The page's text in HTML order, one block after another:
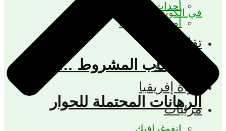
أحداث وتحليلات
أصوات إفريقية
تقارير
إصدارات
مرآة إفريقيا
مرئيات
إنفوغرافيك
الاستيعاب المشروط …
الرهانات المحتملة للحوار